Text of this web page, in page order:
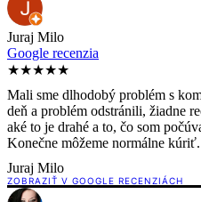
Juraj Milo
Google recenzia
★★★★★
Mali sme dlhodobý problém s
deň a problém odstránili, žiadne
aké to je drahé a to, čo som
Konečne môžeme normálne
Juraj Milo
ZOBRAZIŤ V GOOGLE RECENZIÁCH